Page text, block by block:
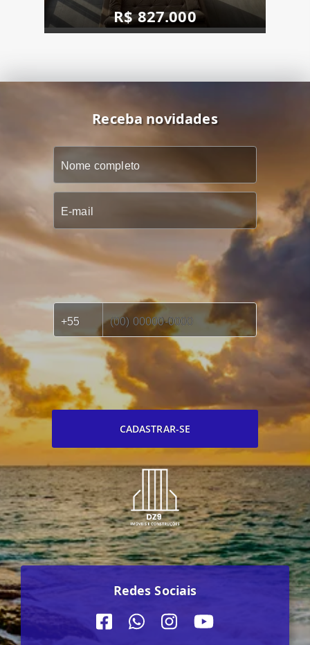
R$ 827.000
Receba novidades
CADASTRAR-SE
Redes Sociais